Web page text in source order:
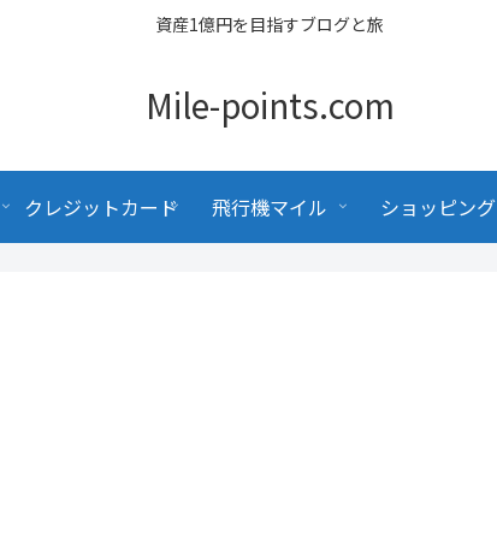
資産1億円を目指すブログと旅
Mile-points.com
クレジットカード 飛行機マイル ショッピング